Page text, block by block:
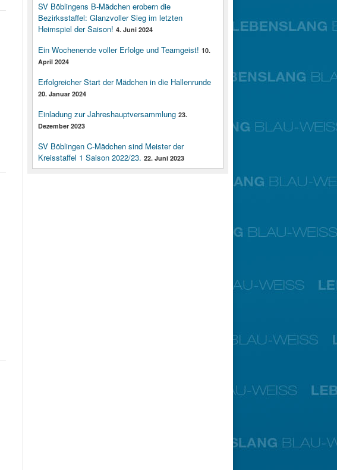
SV Böblingens B-Mädchen erobern die
Bezirksstaffel: Glanzvoller Sieg im letzten
Heimspiel der Saison! 4. Juni 2024
Ein Wochenende voller Erfolge und Teamgeist! 10.
April 2024
Erfolgreicher Start der Mädchen in die Hallenrunde
20. Januar 2024
Einladung zur Jahreshauptversammlung 23.
Dezember 2023
SV Böblingen C-Mädchen sind Meister der
Kreisstaffel 1 Saison 2022/23. 22. Juni 2023